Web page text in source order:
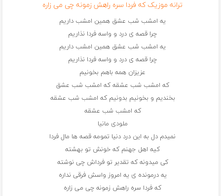
ترانه موزیک که فردا سره راهش زمونه چی می زاره
یه امشب شب عشق همین امشب داریم
چرا قصه ی درد و واسه فردا نذاریم
یه امشب شب عشق همین امشب داریم
چرا قصه ی درد و واسه فردا نذاریم
عزیزان همه باهم بخونیم
که امشب شب عشقه که امشب شب عشق
بخندیم و بخونیم بدونیم که امشب شب عشقه
که امشب شب عشقه
ملودی مانیا
نمیدم دل به این درد دنیا تمومه قصه ها مال فردا
کیه اهل جهنم که خونش تو بهشته
کی میدونه که تقدیر تو فرداش چی نوشته
یه درمونده ی یه امروز واسش فرقی نداره
که فردا سره راهش زمونه چی می زاره